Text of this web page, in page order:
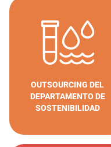
OUTSOURCING DEL
DEPARTAMENTO DE
SOSTENIBILIDAD